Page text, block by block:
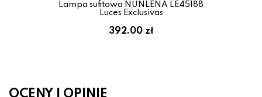
Lampa sufitowa NUNLENA LE45188
Luces Exclusivas
392.00 zł
OCENY I OPINIE